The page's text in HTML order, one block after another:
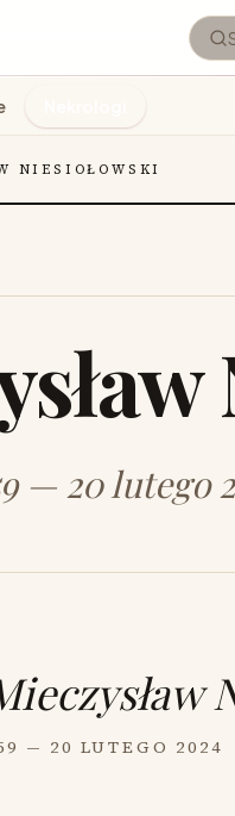
NIESIOŁOWSKI
— 20 lutego
— 20 LUTEGO 2024